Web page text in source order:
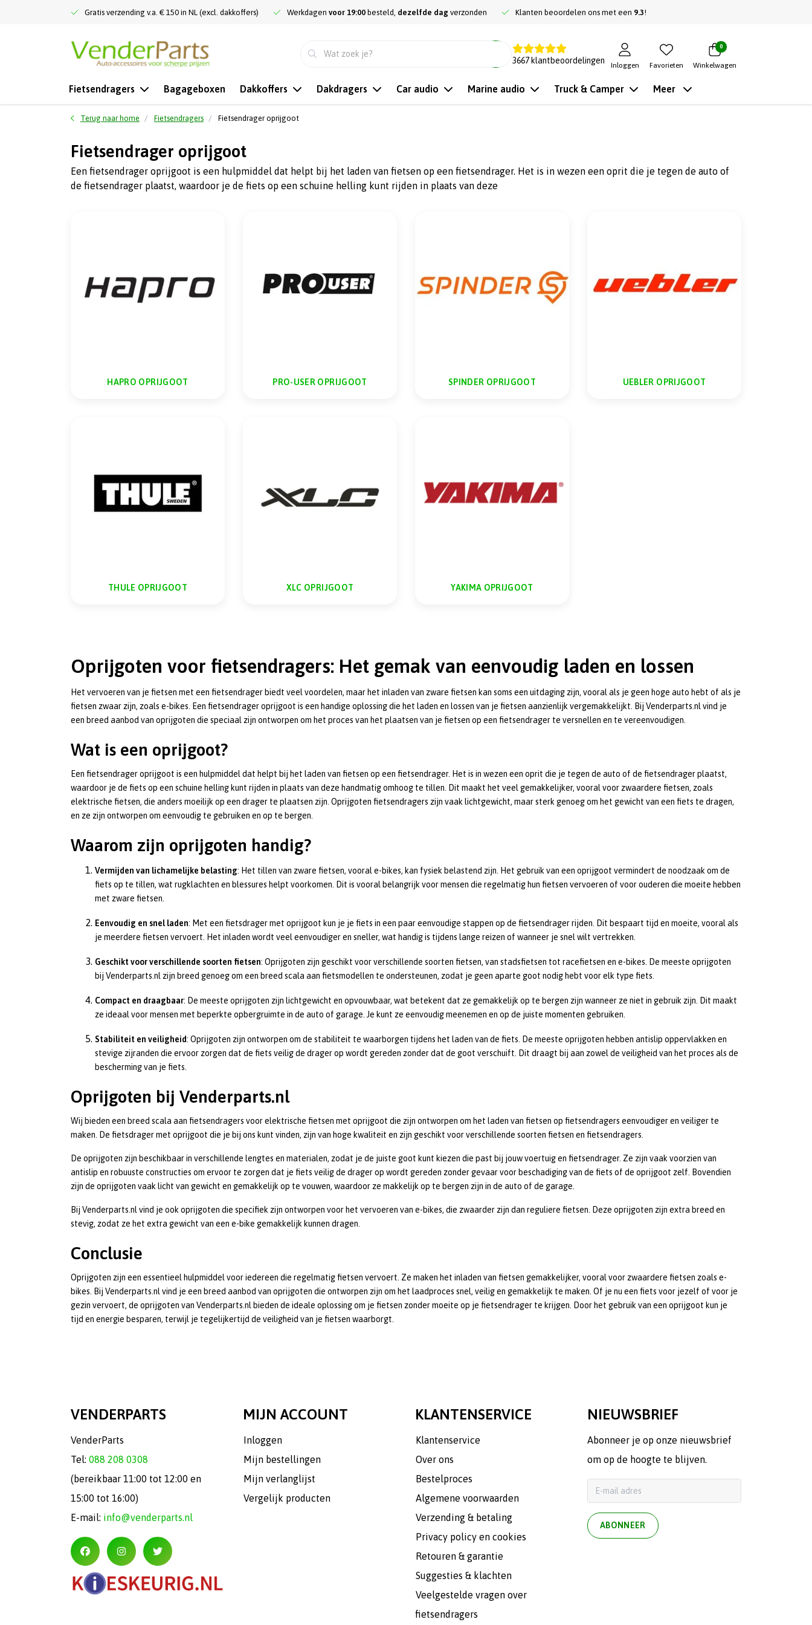
Gratis verzending v.a. € 150 in NL (excl. dakkoffers) Werkdagen voor 19:00 besteld, dezelfde dag verzonden Klanten beoordelen ons met een 9.3!
3667 klantbeoordelingen
Inloggen Favorieten
0
Winkelwagen
Fietsendragers Bagageboxen Dakkoffers Dakdragers Car audio Marine audio Truck & Camper Meer
Terug naar home Fietsendragers Fietsendrager oprijgoot
Fietsendrager oprijgoot
Een fietsendrager oprijgoot is een hulpmiddel dat helpt bij het laden van fietsen op een fietsendrager. Het is in wezen een oprit die je tegen de auto of
de fietsendrager plaatst, waardoor je de fiets op een schuine helling kunt rijden in plaats van deze
HAPRO OPRIJGOOT PRO-USER OPRIJGOOT SPINDER OPRIJGOOT UEBLER OPRIJGOOT
THULE OPRIJGOOT XLC OPRIJGOOT YAKIMA OPRIJGOOT
Oprijgoten voor fietsendragers: Het gemak van eenvoudig laden en lossen
Het vervoeren van je fietsen met een fietsendrager biedt veel voordelen, maar het inladen van zware fietsen kan soms een uitdaging zijn, vooral als je geen hoge auto hebt of als je
fietsen zwaar zijn, zoals e-bikes. Een fietsendrager oprijgoot is een handige oplossing die het laden en lossen van je fietsen aanzienlijk vergemakkelijkt. Bij Venderparts.nl vind je
een breed aanbod van oprijgoten die speciaal zijn ontworpen om het proces van het plaatsen van je fietsen op een fietsendrager te versnellen en te vereenvoudigen.
Wat is een oprijgoot?
Een fietsendrager oprijgoot is een hulpmiddel dat helpt bij het laden van fietsen op een fietsendrager. Het is in wezen een oprit die je tegen de auto of de fietsendrager plaatst,
waardoor je de fiets op een schuine helling kunt rijden in plaats van deze handmatig omhoog te tillen. Dit maakt het veel gemakkelijker, vooral voor zwaardere fietsen, zoals
elektrische fietsen, die anders moeilijk op een drager te plaatsen zijn. Oprijgoten fietsendragers zijn vaak lichtgewicht, maar sterk genoeg om het gewicht van een fiets te dragen,
en ze zijn ontworpen om eenvoudig te gebruiken en op te bergen.
Waarom zijn oprijgoten handig?
Vermijden van lichamelijke belasting: Het tillen van zware fietsen, vooral e-bikes, kan fysiek belastend zijn. Het gebruik van een oprijgoot vermindert de noodzaak om de
fiets op te tillen, wat rugklachten en blessures helpt voorkomen. Dit is vooral belangrijk voor mensen die regelmatig hun fietsen vervoeren of voor ouderen die moeite hebben
met zware fietsen.
Eenvoudig en snel laden: Met een fietsdrager met oprijgoot kun je je fiets in een paar eenvoudige stappen op de fietsendrager rijden. Dit bespaart tijd en moeite, vooral als
je meerdere fietsen vervoert. Het inladen wordt veel eenvoudiger en sneller, wat handig is tijdens lange reizen of wanneer je snel wilt vertrekken.
Geschikt voor verschillende soorten fietsen: Oprijgoten zijn geschikt voor verschillende soorten fietsen, van stadsfietsen tot racefietsen en e-bikes. De meeste oprijgoten
bij Venderparts.nl zijn breed genoeg om een breed scala aan fietsmodellen te ondersteunen, zodat je geen aparte goot nodig hebt voor elk type fiets.
Compact en draagbaar: De meeste oprijgoten zijn lichtgewicht en opvouwbaar, wat betekent dat ze gemakkelijk op te bergen zijn wanneer ze niet in gebruik zijn. Dit maakt
ze ideaal voor mensen met beperkte opbergruimte in de auto of garage. Je kunt ze eenvoudig meenemen en op de juiste momenten gebruiken.
Stabiliteit en veiligheid: Oprijgoten zijn ontworpen om de stabiliteit te waarborgen tijdens het laden van de fiets. De meeste oprijgoten hebben antislip oppervlakken en
stevige zijranden die ervoor zorgen dat de fiets veilig de drager op wordt gereden zonder dat de goot verschuift. Dit draagt bij aan zowel de veiligheid van het proces als de
bescherming van je fiets.
Oprijgoten bij Venderparts.nl
Wij bieden een breed scala aan fietsendragers voor elektrische fietsen met oprijgoot die zijn ontworpen om het laden van fietsen op fietsendragers eenvoudiger en veiliger te
maken. De fietsdrager met oprijgoot die je bij ons kunt vinden, zijn van hoge kwaliteit en zijn geschikt voor verschillende soorten fietsen en fietsendragers.
De oprijgoten zijn beschikbaar in verschillende lengtes en materialen, zodat je de juiste goot kunt kiezen die past bij jouw voertuig en fietsendrager. Ze zijn vaak voorzien van
antislip en robuuste constructies om ervoor te zorgen dat je fiets veilig de drager op wordt gereden zonder gevaar voor beschadiging van de fiets of de oprijgoot zelf. Bovendien
zijn de oprijgoten vaak licht van gewicht en gemakkelijk op te vouwen, waardoor ze makkelijk op te bergen zijn in de auto of de garage.
Bij Venderparts.nl vind je ook oprijgoten die specifiek zijn ontworpen voor het vervoeren van e-bikes, die zwaarder zijn dan reguliere fietsen. Deze oprijgoten zijn extra breed en
stevig, zodat ze het extra gewicht van een e-bike gemakkelijk kunnen dragen.
Conclusie
Oprijgoten zijn een essentieel hulpmiddel voor iedereen die regelmatig fietsen vervoert. Ze maken het inladen van fietsen gemakkelijker, vooral voor zwaardere fietsen zoals e-
bikes. Bij Venderparts.nl vind je een breed aanbod van oprijgoten die ontworpen zijn om het laadproces snel, veilig en gemakkelijk te maken. Of je nu een fiets voor jezelf of voor je
gezin vervoert, de oprijgoten van Venderparts.nl bieden de ideale oplossing om je fietsen zonder moeite op je fietsendrager te krijgen. Door het gebruik van een oprijgoot kun je
tijd en energie besparen, terwijl je tegelijkertijd de veiligheid van je fietsen waarborgt.
VENDERPARTS
VenderParts
Tel: 088 208 0308
(bereikbaar 11:00 tot 12:00 en
15:00 tot 16:00)
E-mail: info@venderparts.nl
MIJN ACCOUNT
Inloggen
Mijn bestellingen
Mijn verlanglijst
Vergelijk producten
KLANTENSERVICE
Klantenservice
Over ons
Bestelproces
Algemene voorwaarden
Verzending & betaling
Privacy policy en cookies
Retouren & garantie
Suggesties & klachten
Veelgestelde vragen over
fietsendragers
NIEUWSBRIEF
Abonneer je op onze nieuwsbrief
om op de hoogte te blijven.
ABONNEER